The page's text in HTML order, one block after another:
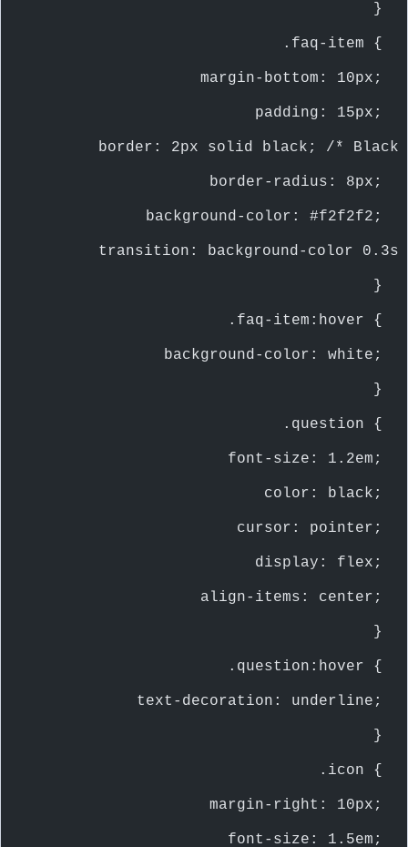
    }
    .faq-item {
        margin-bottom: 10px;
        padding: 15px;
border: 2px solid black; /* Black
        border-radius: 8px;
        background-color: #f2f2f2;
transition: background-color 0.3s
    }
    .faq-item:hover {
        background-color: white;
    }
    .question {
        font-size: 1.2em;
        color: black;
        cursor: pointer;
        display: flex;
        align-items: center;
    }
    .question:hover {
        text-decoration: underline;
    }
    .icon {
        margin-right: 10px;
        font-size: 1.5em;